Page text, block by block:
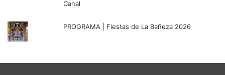
Canal
PROGRAMA | Fiestas de La Bañeza 2026